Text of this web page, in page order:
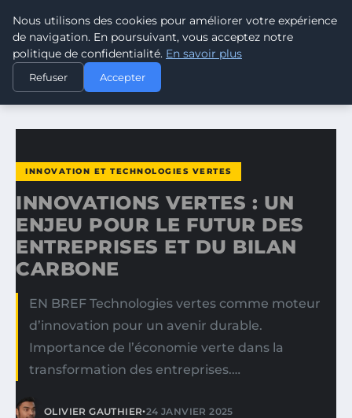
CLIMATE GUARDIAN
ACCUEIL
INNOVATION ET TECHNOLOGIES VERTES
INNOVATIONS VERTES : UN ENJEU POUR LE FUTUR DES…
INNOVATION ET TECHNOLOGIES VERTES
INNOVATIONS VERTES : UN
ENJEU POUR LE FUTUR DES
ENTREPRISES ET DU BILAN
CARBONE
EN BREF Technologies vertes comme moteur
d’innovation pour un avenir durable.
Importance de l’économie verte dans la
transformation des entreprises.…
OLIVIER GAUTHIER•24 JANVIER 2025
Nous utilisons des cookies pour améliorer votre expérience
de navigation. En poursuivant, vous acceptez notre
politique de confidentialité. En savoir plus
Refuser Accepter